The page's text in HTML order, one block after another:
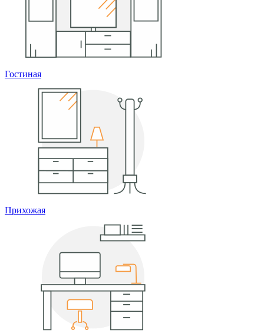
Гостиная
Прихожая